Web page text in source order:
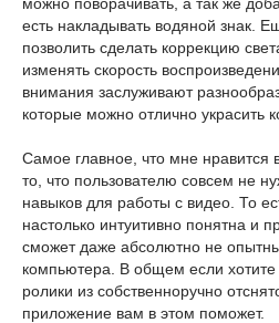
есть накладывать водяной знак.
позволить сделать коррекцию
изменять скорость
внимания заслуживают
которые можно отлично украсить
Самое главное, что мне нравится
то, что пользователю совсем не
навыков для работы с видео. То
настолько интуитивно понятна и
сможет даже абсолютно не
компьютера. В общем если хотите
ролики из собственноручно
приложение вам в этом поможет.